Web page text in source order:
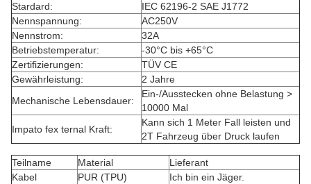
Stardard:
IEC 62196-2 SAE J1772
Nennspannung:
AC250V
Nennstrom:
32A
Betriebstemperatur:
-30°C bis +65°C
Zertifizierungen:
TÜV CE
Gewährleistung:
2 Jahre
Mechanische Lebensdauer:
Ein-/Ausstecken ohne Belastung >
10000 Mal
Impato fex ternal Kraft:
Kann sich 1 Meter Fall leisten und
2T Fahrzeug über Druck laufen
Teilname Material
Lieferant
Kabel
PUR (TPU)
Ich bin ein Jäger.